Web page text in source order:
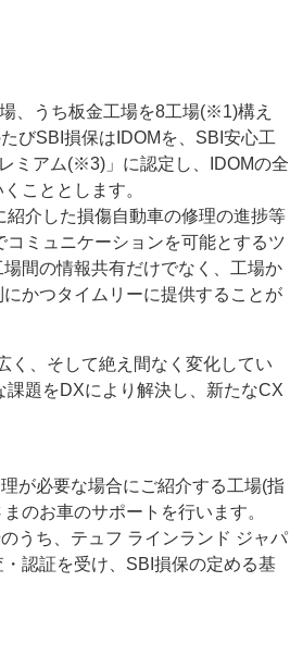
、うち板金工場を8工場(※1)構え
びSBI損保はIDOMを、SBI安心工
ミアム(※3)」に認定し、IDOMの全
こととします。
介した損傷自動車の修理の進捗等
ミュニケーションを可能とするツ
間の情報共有だけでなく、工場か
かつタイムリーに提供することが
く、そして絶え間なく変化してい
課題をDXにより解決し、新たなCX
が必要な場合にご紹介する工場(指
のお車のサポートを行います。
うち、テュフ ラインランド ジャパ
認証を受け、SBI損保の定める基